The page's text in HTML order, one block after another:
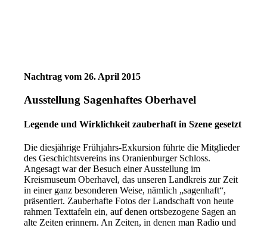
Nachtrag vom 26. April 2015
Ausstellung Sagenhaftes Oberhavel
Legende und Wirklichkeit zauberhaft in Szene gesetzt
Die dies­jäh­ri­ge Frühjahrs-Exkursion führ­te die Mitglieder
des Geschichtsvereins ins Oranienburger Schloss.
Angesagt war der Besuch einer Ausstellung im
Kreismuseum Oberhavel, das unse­ren Landkreis zur Zeit
in einer ganz beson­de­ren Weise, näm­lich „sagen­haft“,
prä­sen­tiert. Zauberhafte Fotos der Landschaft von heu­te
rah­men Texttafeln ein, auf denen orts­be­zo­ge­ne Sagen an
alte Zeiten erin­nern. An Zeiten, in denen man Radio und